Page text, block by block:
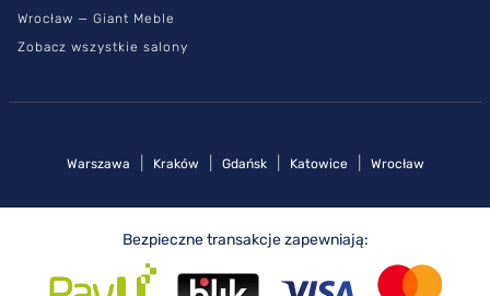
Wrocław — Giant Meble
Zobacz wszystkie salony
Warszawa Kraków Gdańsk Katowice Wrocław
Bezpieczne transakcje zapewniają: